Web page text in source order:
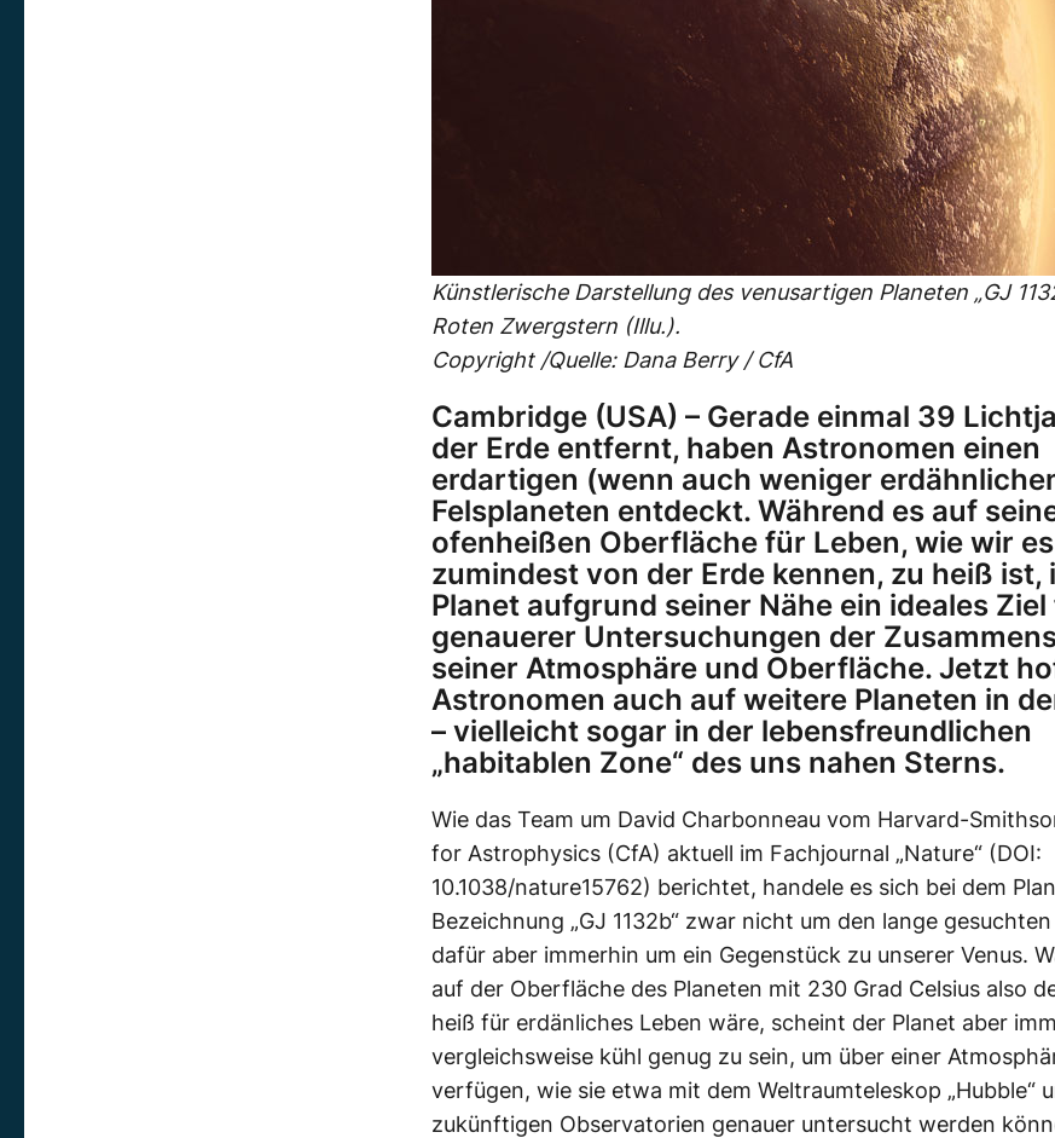
Künstlerische Darstellung des venusartigen Planeten „GJ
Roten Zwergstern (Illu.).
Copyright /Quelle: Dana Berry / CfA
Cambridge (USA) – Gerade einmal 39
der Erde entfernt, haben Astronomen einen
erdartigen (wenn auch weniger
Felsplaneten entdeckt. Während es auf
ofenheißen Oberfläche für Leben, wie wir es
zumindest von der Erde kennen, zu heiß ist,
Planet aufgrund seiner Nähe ein ideales
genauerer Untersuchungen der
seiner Atmosphäre und Oberfläche. Jetzt
Astronomen auch auf weitere Planeten in
– vielleicht sogar in der lebensfreundlichen
„habitablen Zone“ des uns nahen Sterns.
Wie das Team um David Charbonneau vom Harvard-
for Astrophysics (CfA) aktuell im Fachjournal „Nature“ (DOI:
10.1038/nature15762) berichtet, handele es sich bei dem
Bezeichnung „GJ 1132b“ zwar nicht um den lange gesuchten
dafür aber immerhin um ein Gegenstück zu unserer Venus.
auf der Oberfläche des Planeten mit 230 Grad Celsius also
heiß für erdänliches Leben wäre, scheint der Planet aber
vergleichsweise kühl genug zu sein, um über einer
verfügen, wie sie etwa mit dem Weltraumteleskop „Hubble“
zukünftigen Observatorien genauer untersucht werden